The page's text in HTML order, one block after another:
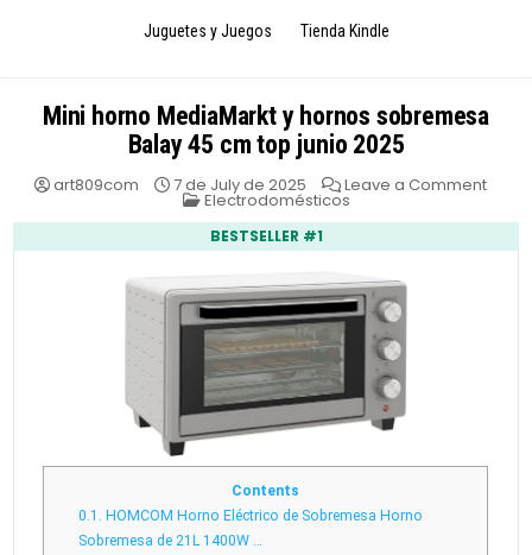
Juguetes y Juegos Tienda Kindle
Mini horno MediaMarkt y hornos sobremesa
Balay 45 cm top junio 2025
art809com 7 de July de 2025 Leave a Commenton
y
Posted
Electrodomésticos
BESTSELLER #1
Contents
0.1. HOMCOM Horno Eléctrico de Sobremesa Horno
Sobremesa de 21L 1400W …